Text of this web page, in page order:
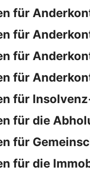
für
für
für
für
für
für die
für
für die